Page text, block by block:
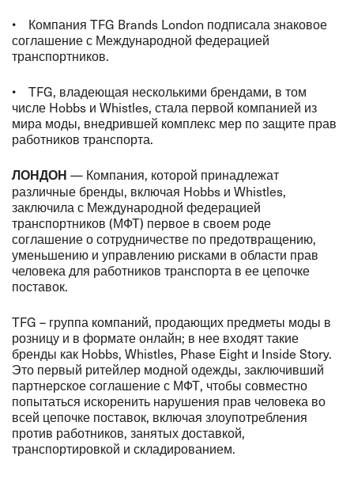
• Компания TFG Brands London подписала знаковое
соглашение с Международной федерацией
транспортников.
• TFG, владеющая несколькими брендами, в том
числе Hobbs и Whistles, стала первой компанией из
мира моды, внедрившей комплекс мер по защите прав
работников транспорта.
ЛОНДОН — Компания, которой принадлежат
различные бренды, включая Hobbs и Whistles,
заключила с Международной федерацией
транспортников (МФТ) первое в своем роде
соглашение о сотрудничестве по предотвращению,
уменьшению и управлению рисками в области прав
человека для работников транспорта в ее цепочке
поставок.
TFG – группа компаний, продающих предметы моды в
розницу и в формате онлайн; в нее входят такие
бренды как Hobbs, Whistles, Phase Eight и Inside Story.
Это первый ритейлер модной одежды, заключивший
партнерское соглашение с МФТ, чтобы совместно
попытаться искоренить нарушения прав человека во
всей цепочке поставок, включая злоупотребления
против работников, занятых доставкой,
транспортировкой и складированием.